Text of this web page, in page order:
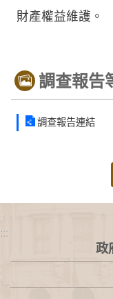
財產權益維護。
調查報告
調查報告連結
:::
政